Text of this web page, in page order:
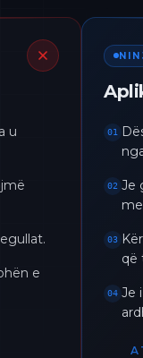
u
e
01
02 Je
03
që
04 Je